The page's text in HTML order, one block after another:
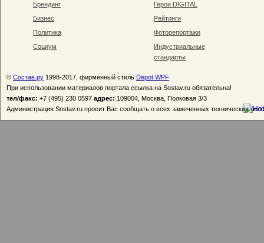
Брендинг
Бизнес
Политика
Социум
Герои DIGITAL
Рейтинги
Фоторепортажи
Индустриальные
стандарты
© Состав.ру 1998-2017, фирменный стиль Depot WPF
При использовании материалов портала ссылка на Sostav.ru обязательна!
тел/факс: +7 (495) 230 0597 адрес: 109004, Москва, Полковая 3/3
Администрация Sostav.ru просит Вас сообщать о всех замеченных технических